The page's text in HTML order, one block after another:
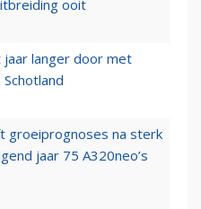
ooit
jaar langer door met
groeiprognoses na sterk
jaar 75 A320neo’s